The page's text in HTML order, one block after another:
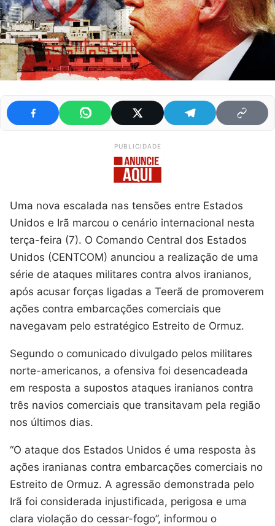
PUBLICIDADE
Uma nova escalada nas tensões entre Estados
Unidos e Irã marcou o cenário internacional nesta
terça-feira (7). O Comando Central dos Estados
Unidos (CENTCOM) anunciou a realização de uma
série de ataques militares contra alvos iranianos,
após acusar forças ligadas a Teerã de promoverem
ações contra embarcações comerciais que
navegavam pelo estratégico Estreito de Ormuz.
Segundo o comunicado divulgado pelos militares
norte-americanos, a ofensiva foi desencadeada
em resposta a supostos ataques iranianos contra
três navios comerciais que transitavam pela região
nos últimos dias.
“O ataque dos Estados Unidos é uma resposta às
ações iranianas contra embarcações comerciais no
Estreito de Ormuz. A agressão demonstrada pelo
Irã foi considerada injustificada, perigosa e uma
clara violação do cessar-fogo”, informou o